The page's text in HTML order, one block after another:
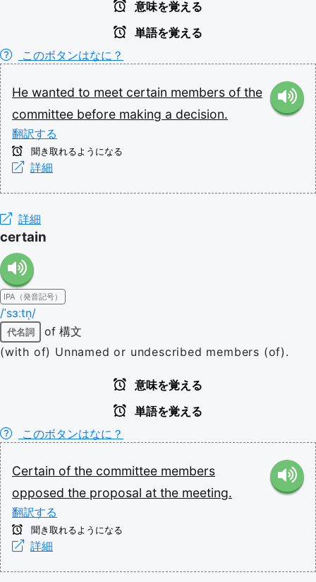
意味を覚える
単語を覚える
このボタンはなに？
He wanted to meet certain members of the
committee before making a decision.
翻訳する
聞き取れるようになる
詳細
詳細
certain
IPA（発音記号）
/ˈsɜːtn̩/
代名詞
of 構文
(with of) Unnamed or undescribed members (of).
意味を覚える
単語を覚える
このボタンはなに？
Certain of the committee members
opposed the proposal at the meeting.
翻訳する
聞き取れるようになる
詳細